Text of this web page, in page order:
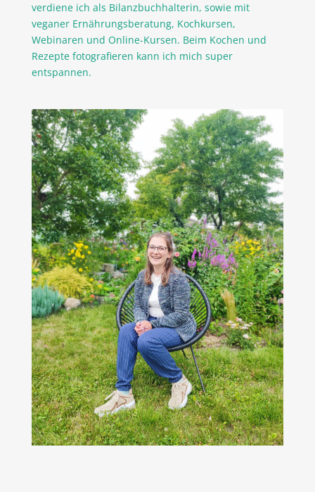
verdiene ich als Bilanzbuchhalterin, sowie mit
veganer Ernährungsberatung, Kochkursen,
Webinaren und Online-Kursen. Beim Kochen und
Rezepte fotografieren kann ich mich super
entspannen.